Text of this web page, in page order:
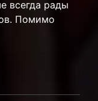
всегда рады
Помимо